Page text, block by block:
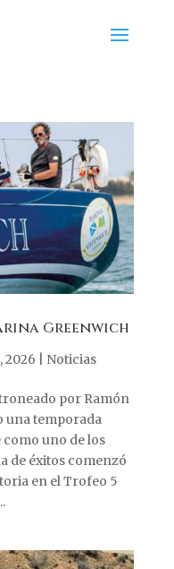
Greenwich
2026 Noticias
por Ramón
una temporada
uno de los
de éxitos comenzó
en el Trofeo 5